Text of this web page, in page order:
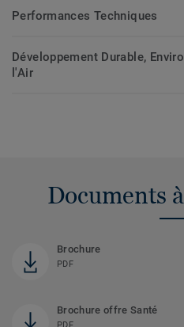
Performances Techniques
Développement Durable,
l'Air
Documents
Brochure
PDF
Brochure offre Santé